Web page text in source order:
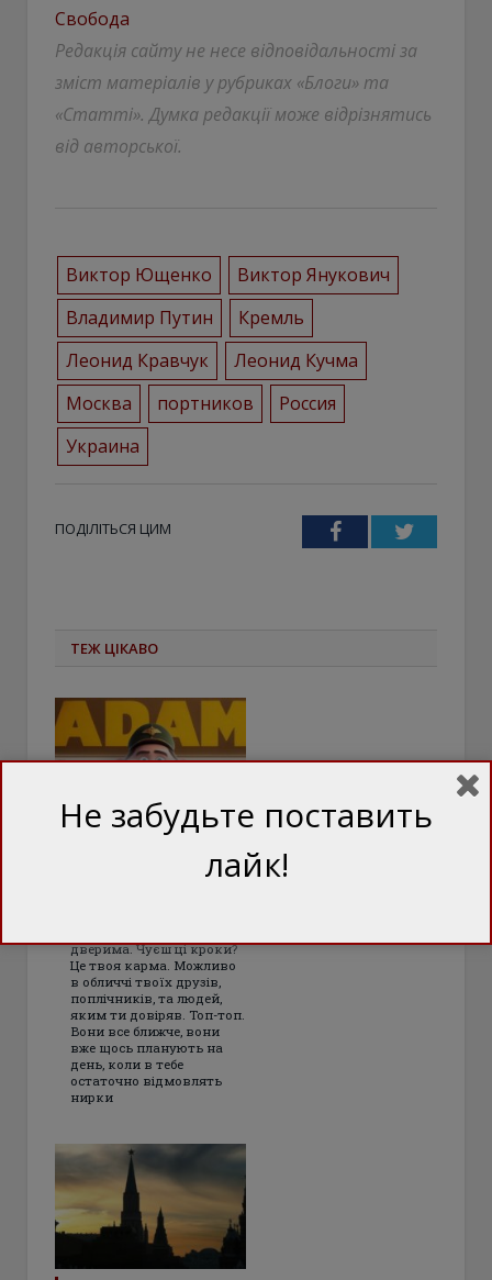
Свобода
Редакція сайту не несе відповідальності за
зміст матеріалів у рубриках «Блоги» та
«Статті». Думка редакції може відрізнятись
від авторської.
Виктор Ющенко
Виктор Янукович
Владимир Путин
Кремль
Леонид Кравчук
Леонид Кучма
Москва
портников
Россия
Украина
ПОДІЛІТЬСЯ ЦИМ FacebookTwitter
ТЕЖ ЦІКАВО
дверима. Чуєш ці кроки?
Це твоя карма. Можливо
в обличчі твоїх друзів,
поплічників, та людей,
яким ти довіряв. Топ-топ.
Вони все ближче, вони
вже щось планують на
день, коли в тебе
остаточно відмовлять
нирки
Не забудьте поставить
лайк!